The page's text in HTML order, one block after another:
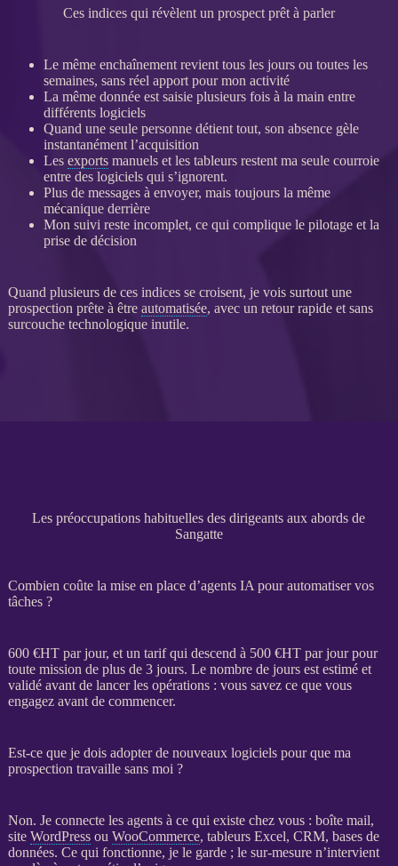
Ces indices qui révèlent un prospect prêt à parler
Le même enchaînement revient tous les jours ou toutes les
semaines, sans réel apport pour mon activité
La même donnéeest saisie plusieurs fois à la main entre
différents logiciels
Quand une seule personne détient tout, son absence gèle
instantanément l’acquisition
Les exportsmanuels et les tableurs restent ma seule courroie
entre des logiciels qui s’ignorent.
Plus de messages à envoyer, mais toujours la même
mécanique derrière
Mon suivi reste incomplet, ce qui complique le pilotageet la
prise de décision
Quand plusieurs de ces indices se croisent, je vois surtout une
prospection prête à être automatisée, avec un retour rapide et sans
surcouche technologique inutile.
Les préoccupations habituelles des dirigeants aux abords de
Sangatte
Combien coûte la mise en place d’agents IA pour automatiser vos
tâches ?
600 €HTpar jour, et un tarif qui descend à 500 €HTpar jour pour
toute mission de plus de 3 jours. Le nombre de jours est estimé et
validé avant de lancer les opérations : vous savez ce que vous
engagez avant de commencer.
Est-ce que je dois adopter de nouveaux logiciels pour que ma
prospection travaille sans moi ?
Non. Je connecte les agentsà ce qui existe chez vous : boîte mail,
site WordPressou WooCommerce, tableurs Excel, CRM, bases de
données. Ce qui fonctionne, je le garde ; le sur-mesure n’intervient